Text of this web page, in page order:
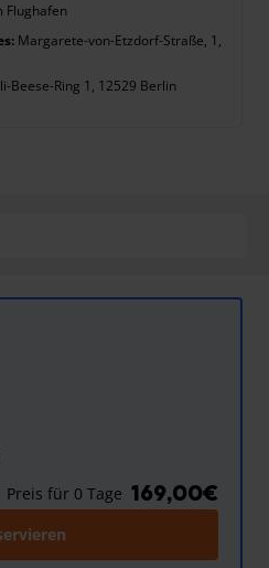
Flughafen
Margarete-von-Etzdorf-Straße, 1,
Beese-Ring 1, 12529 Berlin
Preis für 0 Tage 169,00€